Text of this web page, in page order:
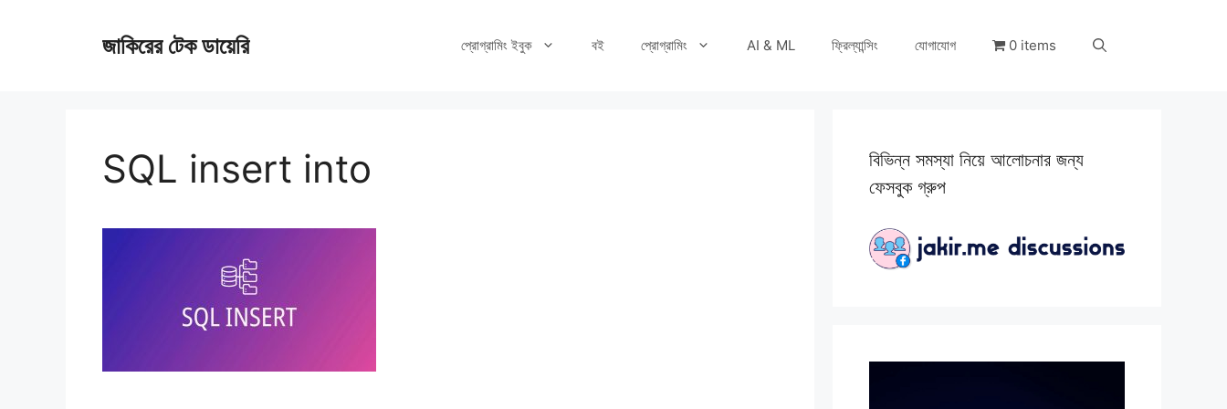
জাকিরের টেক ডায়েরি প্রোগ্রামিং ইবুক বই প্রোগ্রামিং AI & ML ফ্রিল্যান্সিং যোগাযোগ 0 items
SQL insert into
বিভিন্ন সমস্যা নিয়ে আলোচনার জন্য
ফেসবুক গ্রুপ